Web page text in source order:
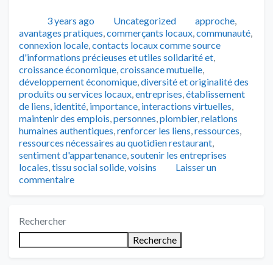
Publié3 years ago Catégories
Uncategorized Tags
approche,
avantages pratiques,commerçants locaux,communauté,
connexion locale,contacts locaux comme source
d'informations précieuses et utiles solidarité et,
croissance économique,croissance mutuelle,
développement économique,diversité et originalité des
produits ou services locaux,entreprises,établissement
de liens, identité, importance, interactions virtuelles,
maintenir des emplois,personnes,plombier,relations
humaines authentiques,renforcer les liens,ressources,
ressources nécessaires au quotidien restaurant,
sentiment d'appartenance,soutenir les entreprises
locales,tissu social solide,voisins
Laisser un
commentaire
Rechercher
Recherche